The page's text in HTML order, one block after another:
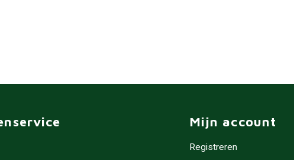
Mijn account
Registreren